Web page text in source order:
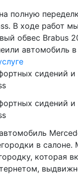
полную
В ходе работ
обвес Brabus
автомобиль
сидений и
сидений и
в салоне.
которая